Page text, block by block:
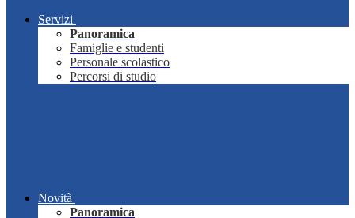
Servizi
Panoramica
Famiglie e studenti
Personale scolastico
Percorsi di studio
Novità
Panoramica